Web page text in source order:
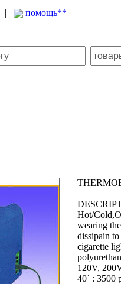
| помощь**
Hot/
wearing
dissipain
cigarette
120V,
40` : 3500